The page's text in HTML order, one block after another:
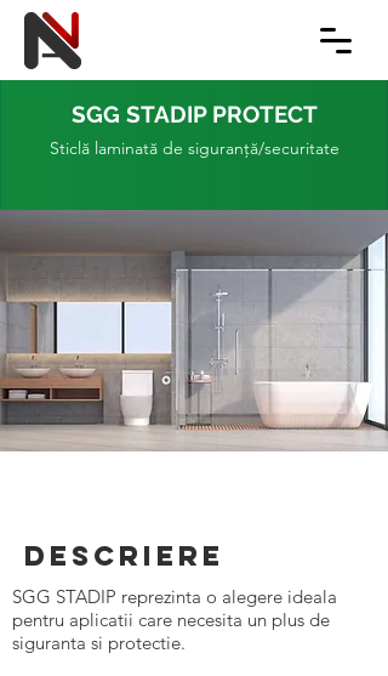
SGG STADIP PROTECT
Sticlă laminată de siguranţă/securitate
Descriere
SGG STADIP reprezinta o alegere ideala
pentru aplicatii care necesita un plus de
siguranta si protectie.